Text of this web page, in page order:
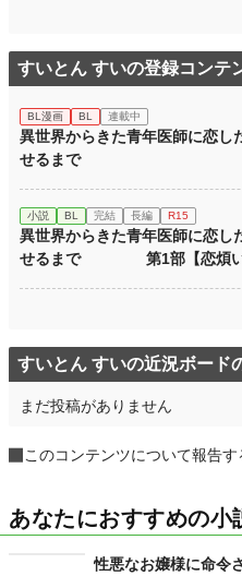
すいとん すいの登録コンテ
BL漫画 BL 連載中
異世界からきた青年医師に恋し
せるまで
小説 BL 完結 長編 R15
異世界からきた青年医師に恋し
せるまで 第1部【恋煩い
すいとん すいの近況ボード
まだ投稿がありません
このコンテンツについて報告す
あなたにおすすめの小
性悪なお嬢様に命令